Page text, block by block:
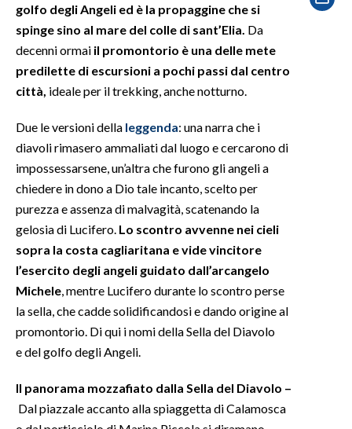
SARDEGNA TURISMO
SARDI NEL MONDO
NOTIZIE
3 MINUTI CON
INSULARITÀ
INFO AZIENDE
ABBONATI
NECROLOGI
PUBBLICITÀ
STORE
golfo degli Angeli ed è la propaggine che si
spinge sino al mare del colle di sant’Elia. Da
decenni ormai il promontorio è una delle mete
predilette di escursioni a pochi passi dal centro
città, ideale per il trekking, anche notturno.
Due le versioni della leggenda: una narra che i
diavoli rimasero ammaliati dal luogo e cercarono di
impossessarsene, un’altra che furono gli angeli a
chiedere in dono a Dio tale incanto, scelto per
purezza e assenza di malvagità, scatenando la
gelosia di Lucifero. Lo scontro avvenne nei cieli
sopra la costa cagliaritana e vide vincitore
l’esercito degli angeli guidato dall’arcangelo
Michele , mentre Lucifero durante lo scontro perse
la sella, che cadde solidificandosi e dando origine al
promontorio. Di qui i nomi della Sella del Diavolo
e del golfo degli Angeli.
Il panorama mozzafiato dalla Sella del Diavolo –
Dal piazzale accanto alla spiaggetta di Calamosca